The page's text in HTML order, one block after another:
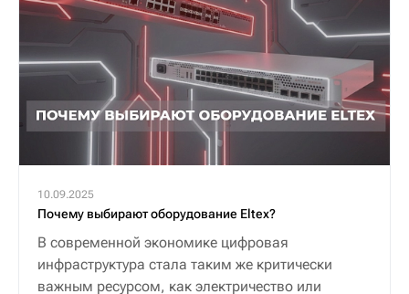
10.09.2025
Почему выбирают оборудование Eltex?
В современной экономике цифровая
инфраструктура стала таким же критически
важным ресурсом, как электричество или